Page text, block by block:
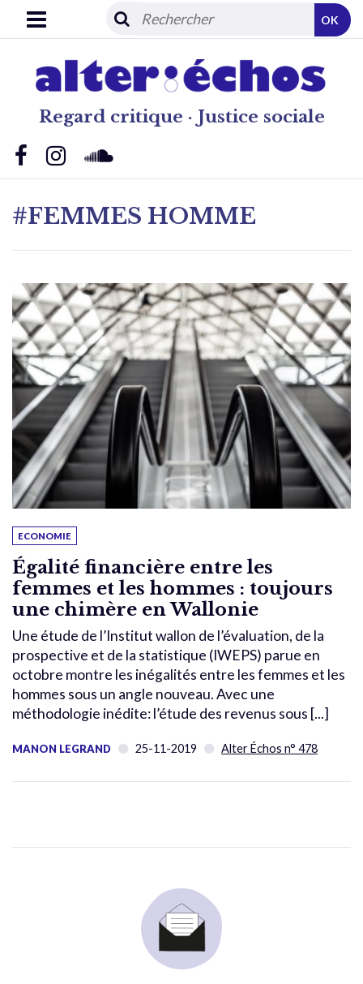
Regard critique · Justice sociale
OK
#FEMMES HOMME
ECONOMIE
Égalité financière entre les
femmes et les hommes : toujours
une chimère en Wallonie
Une étude de l’Institut wallon de l’évaluation, de la
prospective et de la statistique (IWEPS) parue en
octobre montre les inégalités entre les femmes et les
hommes sous un angle nouveau. Avec une
méthodologie inédite: l’étude des revenus sous [...]
MANON LEGRAND 25-11-2019 Alter Échos n° 478